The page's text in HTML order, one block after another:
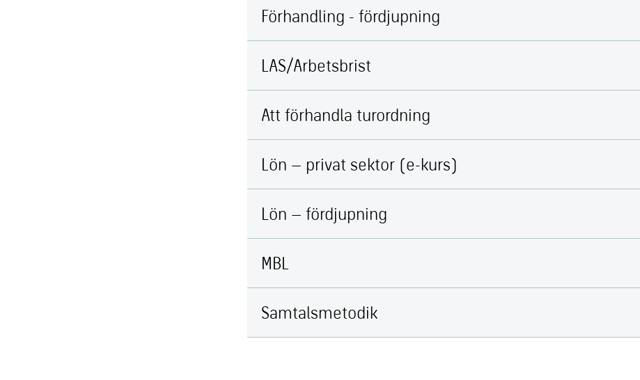
Förhandling - fördjupning
LAS/Arbetsbrist
Att förhandla turordning
Lön – privat sektor (e-kurs)
Lön – fördjupning
MBL
Samtalsmetodik